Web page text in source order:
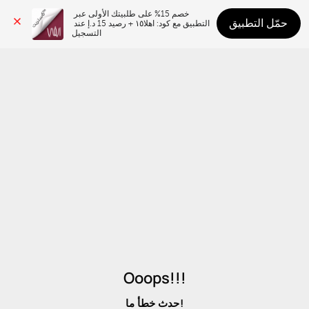
التسجيل
حمّل التطبيق
Ooops!!!
حدث خطأ ما!